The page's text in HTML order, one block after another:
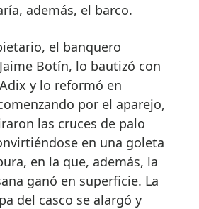
además, el barco.
el banquero
Botín, lo bautizó con
y lo reformó en
por el aparejo,
las cruces de palo
en una goleta
en la que, además, la
ganó en superficie. La
del casco se alargó y